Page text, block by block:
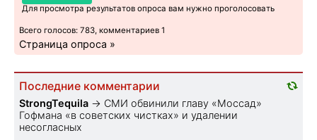
Для просмотра результатов опроса вам нужно проголосовать
Всего голосов: 783, комментариев 1
Страница опроса »
Последние комментарии
StrongTequila → СМИ обвинили главу «Моссад»
Гофмана «в советских чистках» и удалении
несогласных